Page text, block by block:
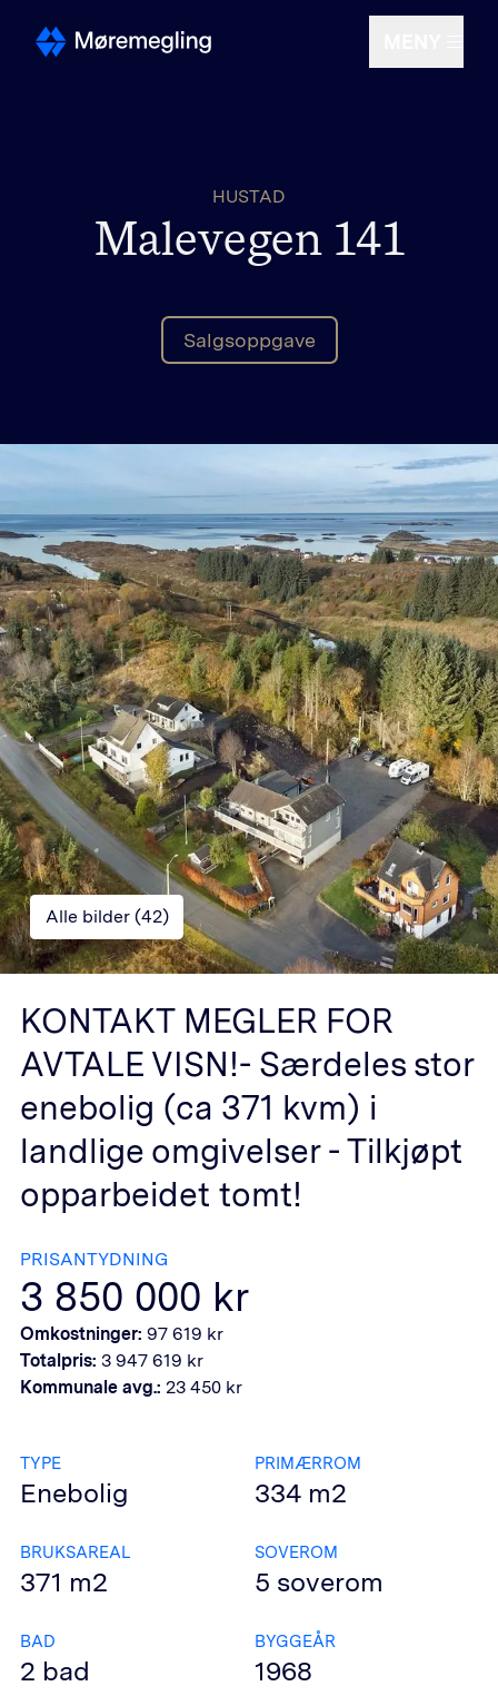
Finn megler
HUSTAD
Malevegen 141
Salgsoppgave
Alle bilder (42)
KONTAKT MEGLER FOR
AVTALE VISN!- Særdeles stor
enebolig (ca 371 kvm) i
landlige omgivelser - Tilkjøpt
opparbeidet tomt!
PRISANTYDNING
3 850 000 kr
Omkostninger: 97 619 kr
Totalpris: 3 947 619 kr
Kommunale avg.: 23 450 kr
TYPE
Enebolig
PRIMÆRROM
334m2
BRUKSAREAL
371 m2
SOVEROM
5 soverom
BAD
2 bad
BYGGEÅR
1968